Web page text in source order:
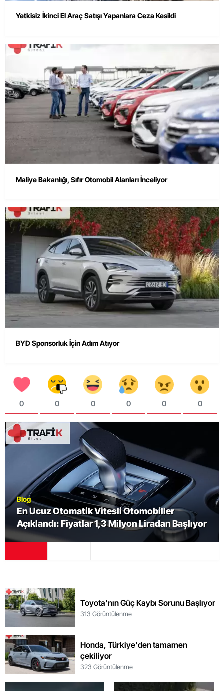
Yetkisiz İkinci El Araç Satışı Yapanlara Ceza Kesildi
Maliye Bakanlığı, Sıfır Otomobil Alanları İnceliyor
BYD Sponsorluk İçin Adım Atıyor
0 0 0 0 0 0
Blog
En Ucuz Otomatik Vitesli Otomobiller
Açıklandı: Fiyatlar 1,3 Milyon Liradan Başlıyor
Toyota'nın Güç Kaybı Sorunu Başlıyor
313 Görüntülenme
Honda, Türkiye'den tamamen
çekiliyor
323 Görüntülenme